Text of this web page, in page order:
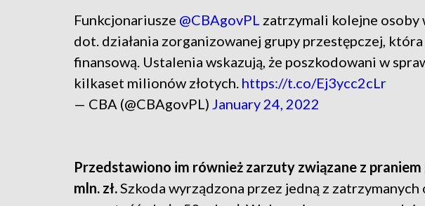
Funkcjonariusze @CBAgovPL zatrzymali kolejne osoby
dot. działania zorganizowanej grupy przestępczej,
finansową. Ustalenia wskazują, że poszkodowani w
kilkaset milionów złotych. https://t.co/Ej3ycc2cLr
— CBA (@CBAgovPL) January 24, 2022
Przedstawiono im również zarzuty związane z
mln. zł.Szkoda wyrządzona przez jedną z zatrzymanych